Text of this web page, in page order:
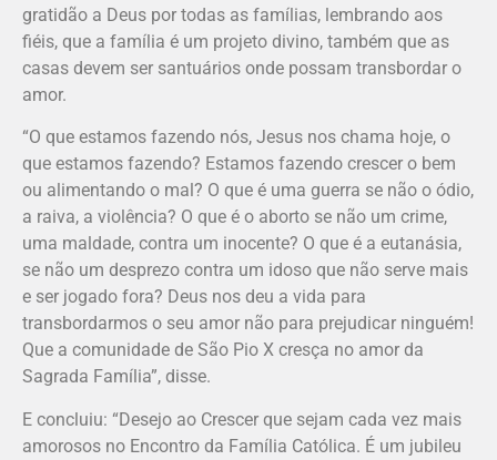
gratidão a Deus por todas as famílias, lembrando aos
fiéis, que a família é um projeto divino, também que as
casas devem ser santuários onde possam transbordar o
amor.
“O que estamos fazendo nós, Jesus nos chama hoje, o
que estamos fazendo? Estamos fazendo crescer o bem
ou alimentando o mal? O que é uma guerra se não o ódio,
a raiva, a violência? O que é o aborto se não um crime,
uma maldade, contra um inocente? O que é a eutanásia,
se não um desprezo contra um idoso que não serve mais
e ser jogado fora? Deus nos deu a vida para
transbordarmos o seu amor não para prejudicar ninguém!
Que a comunidade de São Pio X cresça no amor da
Sagrada Família”, disse.
E concluiu: “Desejo ao Crescer que sejam cada vez mais
amorosos no Encontro da Família Católica. É um jubileu